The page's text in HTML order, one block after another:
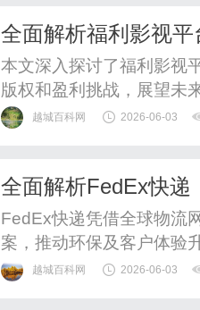
全面解析福利影视
本文深入探讨了福利影视
版权和盈利挑战，展望未
越城百科网 2026-06-03
全面解析FedEx快递
FedEx快递凭借全球物流
案，推动环保及客户体验
越城百科网 2026-06-03